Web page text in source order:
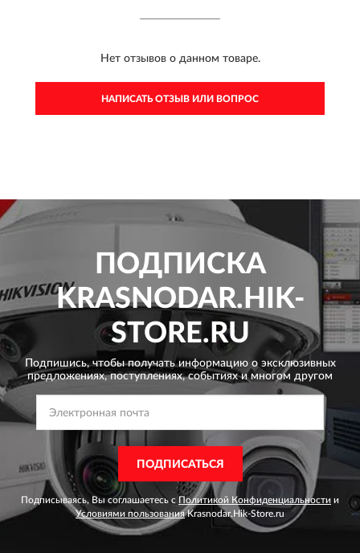
Нет отзывов о данном товаре.
НАПИСАТЬ ОТЗЫВ ИЛИ ВОПРОС
ПОДПИСКА
KRASNODAR.HIK-
STORE.RU
Подпишись, чтобы получать информацию о эксклюзивных
предложениях,поступлениях, событиях и многом другом
ПОДПИСАТЬСЯ
Подписываясь, Вы соглашаетесь с Политикой Конфиденциальности и
Условиями пользованияKrasnodar.Hik-Store.ru